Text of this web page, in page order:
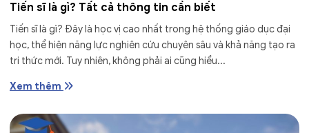
Tiến sĩ là gì? Tất cả thông tin cần biết
Tiến sĩ là gì? Đây là học vị cao nhất trong hệ thống giáo dục đại
học, thể hiện năng lực nghiên cứu chuyên sâu và khả năng tạo ra
tri thức mới. Tuy nhiên, không phải ai cũng hiểu...
Xem thêm